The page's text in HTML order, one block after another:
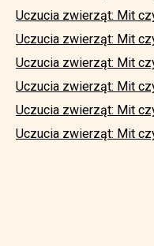
Uczucia zwierząt: Mit
Uczucia zwierząt: Mit
Uczucia zwierząt: Mit
Uczucia zwierząt: Mit
Uczucia zwierząt: Mit
Uczucia zwierząt: Mit